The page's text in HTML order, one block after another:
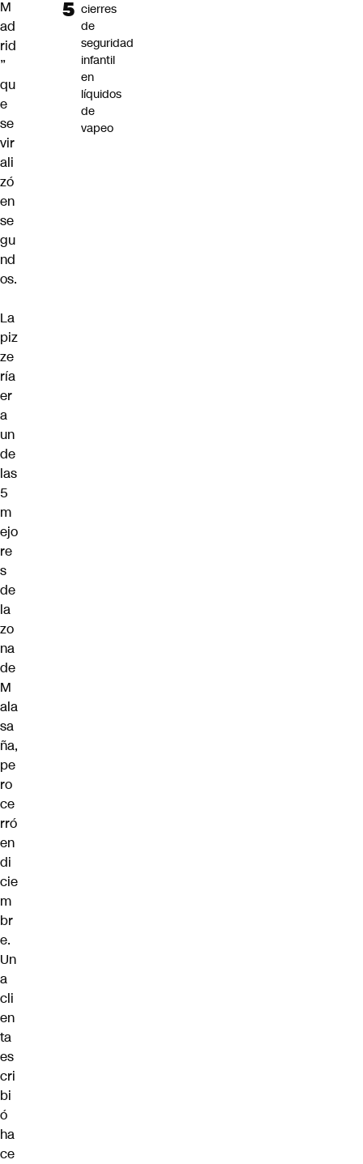
M
ad
rid
”
qu
e
se
vir
ali
zó
en
se
gu
nd
os.
La
piz
ze
ría
er
a
un
de
las
5
m
ejo
re
s
de
la
zo
na
de
M
ala
sa
ña,
pe
ro
ce
rró
en
di
cie
m
br
e.
Un
a
cli
en
ta
es
cri
bi
ó
ha
ce
cierres
de
seguridad
infantil
en
líquidos
de
vapeo